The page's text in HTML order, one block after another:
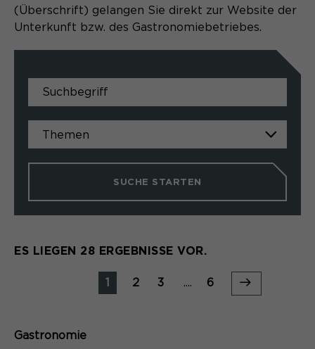
(Überschrift) gelangen Sie direkt zur Website der
Unterkunft bzw. des Gastronomiebetriebes.
SUCHE STARTEN
ES LIEGEN 28 ERGEBNISSE VOR.
1 2 3 .... 6
Gastronomie